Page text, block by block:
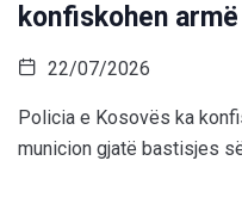
konfiskohen armë
22/07/2026
Policia e Kosovës ka
municion gjatë bastisjes